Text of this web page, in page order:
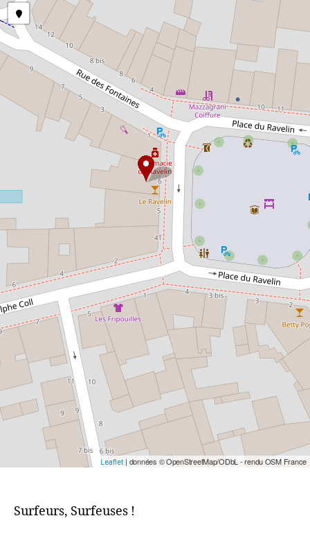
Leaflet| données © OpenStreetMap/ODbL - rendu OSM France
Surfeurs, Surfeuses !